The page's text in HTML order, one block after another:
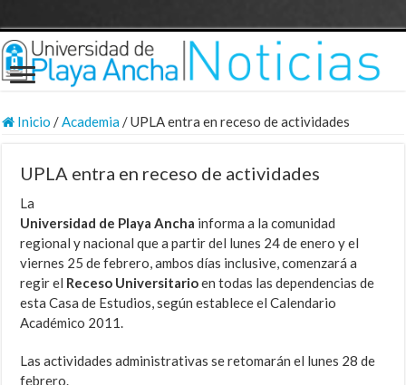
Inicio /Academia/UPLA entra en receso de actividades
UPLA entra en receso de actividades
La
Universidad de Playa Ancha informa a la comunidad
regional y nacional que a partir del lunes 24 de enero y el
viernes 25 de febrero, ambos días inclusive, comenzará a
regir el Receso Universitarioen todas las dependencias de
esta Casa de Estudios, según establece el Calendario
Académico 2011.
Las actividades administrativas se retomarán el lunes 28 de
febrero.